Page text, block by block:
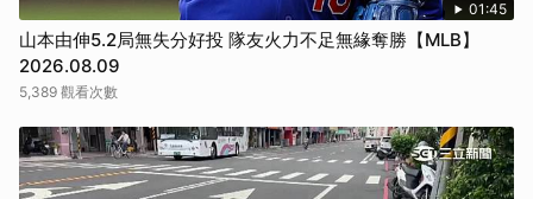
01:45
山本由伸5.2局無失分好投 隊友火力不足無緣奪勝【MLB】
2026.08.09
5,389 觀看次數